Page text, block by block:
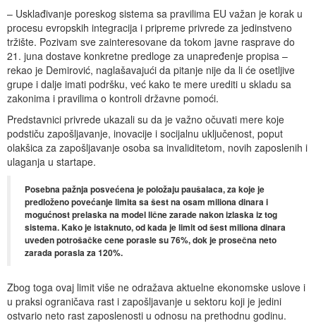
– Usklađivanje poreskog sistema sa pravilima EU važan je korak u
procesu evropskih integracija i pripreme privrede za jedinstveno
tržište. Pozivam sve zainteresovane da tokom javne rasprave do
21. juna dostave konkretne predloge za unapređenje propisa –
rekao je Demirović, naglašavajući da pitanje nije da li će osetljive
grupe i dalje imati podršku, već kako te mere urediti u skladu sa
zakonima i pravilima o kontroli državne pomoći.
Predstavnici privrede ukazali su da je važno očuvati mere koje
podstiču zapošljavanje, inovacije i socijalnu uključenost, poput
olakšica za zapošljavanje osoba sa invaliditetom, novih zaposlenih i
ulaganja u startape.
Posebna pažnja posvećena je položaju paušalaca, za koje je
predloženo povećanje limita sa šest na osam miliona dinara i
mogućnost prelaska na model lične zarade nakon izlaska iz tog
sistema. Kako je istaknuto, od kada je limit od šest miliona dinara
uveden potrošačke cene porasle su 76%, dok je prosečna neto
zarada porasla za 120%.
Zbog toga ovaj limit više ne odražava aktuelne ekonomske uslove i
u praksi ograničava rast i zapošljavanje u sektoru koji je jedini
ostvario neto rast zaposlenosti u odnosu na prethodnu godinu.